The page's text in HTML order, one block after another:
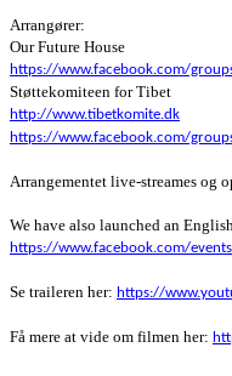
Arrangører:
Our Future House
https://www.facebook.com/
Støttekomiteen for Tibet
http://www.tibetkomite.dk
https://www.facebook.com/
Arrangementet live-streames og
We have also launched an
https://www.facebook.com/
Se traileren her: https://
Få mere at vide om filmen her: